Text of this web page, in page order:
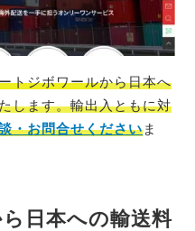
トジボワールから日本へ
します。輸出入ともに対
・お問合せくださいま
日本への輸送料